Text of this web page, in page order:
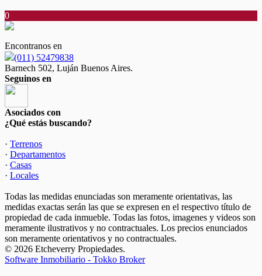
0
Encontranos en
(011) 52479838
Barnech 502, Luján Buenos Aires.
Seguinos en
Asociados con
¿Qué estás buscando?
· Terrenos
· Departamentos
· Casas
· Locales
Todas las medidas enunciadas son meramente orientativas, las
medidas exactas serán las que se expresen en el respectivo título de
propiedad de cada inmueble. Todas las fotos, imagenes y videos son
meramente ilustrativos y no contractuales. Los precios enunciados
son meramente orientativos y no contractuales.
© 2026 Etcheverry Propiedades.
Software Inmobiliario - Tokko Broker